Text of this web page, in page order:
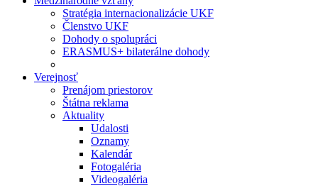
Stratégia internacionalizácie UKF
Členstvo UKF
Dohody o spolupráci
ERASMUS+ bilaterálne dohody
Verejnosť
Prenájom priestorov
Štátna reklama
Aktuality
Udalosti
Oznamy
Kalendár
Fotogaléria
Videogaléria